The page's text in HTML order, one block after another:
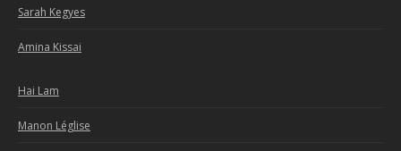
Sarah Kegyes
Amina Kissai
Hai Lam
Manon Léglise